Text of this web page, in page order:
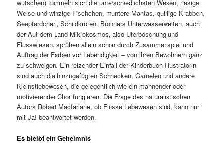
wutschen) tummeln sich die unterschiedlichsten Wesen, riesige
Welse und winzige Fischchen, muntere Mantas, quirlige Krabben,
Seepferdchen, Schildkröten. Brönners Unterwasserwelten, auch
der Auf-dem-Land-Mikrokosmos, also Uferböschung und
Flusswiesen, sprühen allein schon durch Zusammenspiel und
Auftrag der Farben vor Lebendigkeit – von ihren Bewohnern ganz
zu schweigen. Ein reizender Einfall der Kinderbuch-Illustratorin
sind auch die hinzugefügten Schnecken, Garnelen und andere
Kleinstlebewesen, die gelegentlich wie ein mahnender oder
motivierender Chor fungieren. Die Frage des naturalistischen
Autors Robert Macfarlane, ob Flüsse Lebewesen sind, kann nur
mit Ja! beantwortet werden.
Es bleibt ein Geheimnis